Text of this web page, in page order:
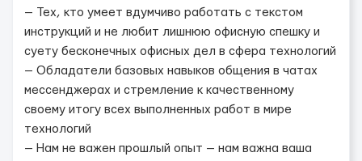
— Тех, кто умеет вдумчиво работать с текстом
инструкций и не любит лишнюю офисную спешку и
суету бесконечных офисных дел в сфера технологий
— Обладатели базовых навыков общения в чатах
мессенджерах и стремление к качественному
своему итогу всех выполненных работ в мире
технологий
— Нам не важен прошлый опыт — нам важна ваша